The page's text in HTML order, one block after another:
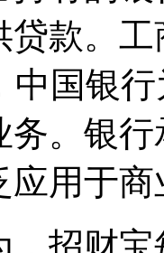
贷款。
中国银
务。银
应用于
，招财